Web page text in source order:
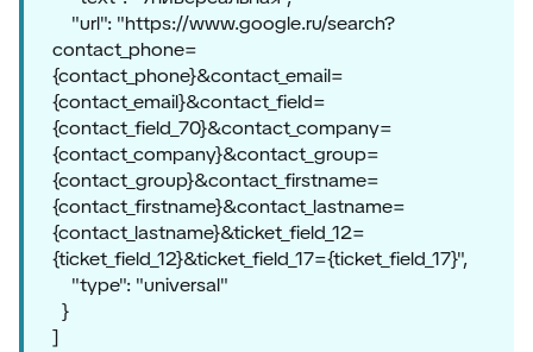
"url": "https://www.google.ru/search?
contact_phone=
{contact_phone}&contact_email=
{contact_email}&contact_field=
{contact_field_70}&contact_company=
{contact_company}&contact_group=
{contact_group}&contact_firstname=
{contact_firstname}&contact_lastname=
{contact_lastname}&ticket_field_12=
{ticket_field_12}&ticket_field_17={ticket_field_17}",
"type": "universal"
}
]